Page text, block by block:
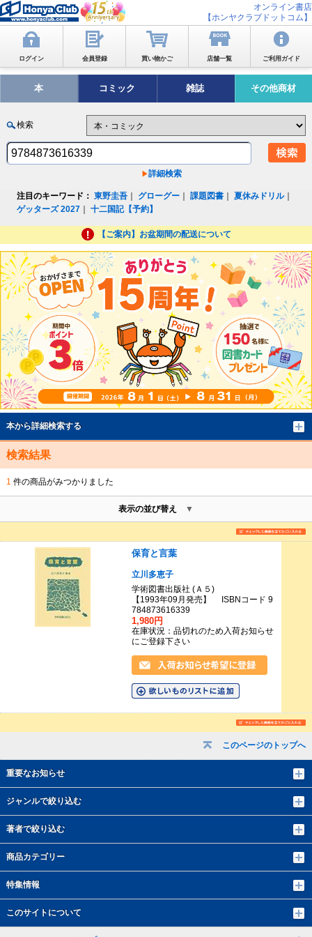
オンライン書店
【ホンヤクラブドットコム】
ログイン 会員登録 買い物かご 店舗一覧 ご利用ガイド
本 コミック 雑誌 その他商材
検索
詳細検索
注目のキーワード： 東野圭吾 グローグー ｜課題図書 ｜夏休みドリル｜
ゲッターズ 2027 ｜十二国記【予約】
【ご案内】お盆期間の配送について
このページのトップへ
重要なお知らせ
ジャンルで絞り込む
著者で絞り込む
商品カテゴリー
特集情報
このサイトについて
本から詳細検索する
検索結果
1 件の商品がみつかりました
表示の並び替え
保育と言葉
立川多恵子
学術図書出版社 (Ａ５)
【1993年09月発売】 ISBNコード 9
784873616339
1,980円
在庫状況：品切れのため入荷お知らせ
にご登録下さい